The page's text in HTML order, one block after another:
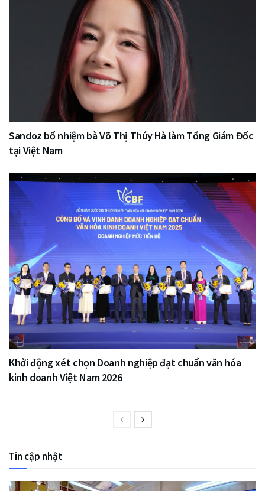
Sandoz bổ nhiệm bà Võ Thị Thúy Hà làm Tổng Giám Đốc
tại Việt Nam
Khởi động xét chọn Doanh nghiệp đạt chuẩn văn hóa
kinh doanh Việt Nam 2026
Tin cập nhật